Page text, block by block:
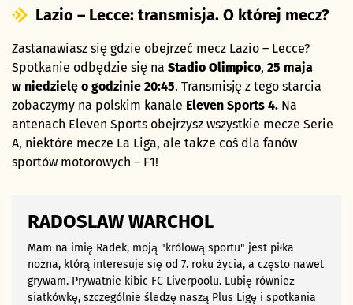
Lazio – Lecce: transmisja. O której mecz?
Zastanawiasz się gdzie obejrzeć mecz Lazio – Lecce?
Spotkanie odbędzie się na Stadio Olimpico, 25 maja
w niedzielę o godzinie 20:45. Transmisję z tego starcia
zobaczymy na polskim kanale Eleven Sports 4. Na
antenach Eleven Sports obejrzysz wszystkie mecze Serie
A, niektóre mecze La Liga, ale także coś dla fanów
sportów motorowych – F1!
RADOSLAW WARCHOL
Mam na imię Radek, moją "królową sportu" jest piłka
nożna, którą interesuje się od 7. roku życia, a często nawet
grywam. Prywatnie kibic FC Liverpoolu. Lubię również
siatkówkę, szczególnie śledzę naszą Plus Ligę i spotkania